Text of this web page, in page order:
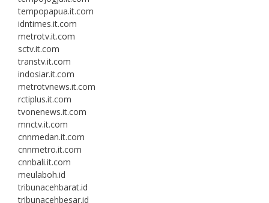
tempopapua.it.com
idntimes.it.com
metrotv.it.com
sctv.it.com
transtv.it.com
indosiar.it.com
metrotvnews.it.com
rctiplus.it.com
tvonenews.it.com
mnctv.it.com
cnnmedan.it.com
cnnmetro.it.com
cnnbali.it.com
meulaboh.id
tribunacehbarat.id
tribunacehbesar.id